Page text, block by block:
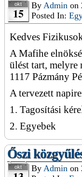
okt
15 ByAdmin on
Posted In:
Kedves
A Mafihe
ülést tart, melyre
1117 Pázmány
A tervezett
1. Tagosítási
2. Egyebek
Őszi
okt ByAdmin on